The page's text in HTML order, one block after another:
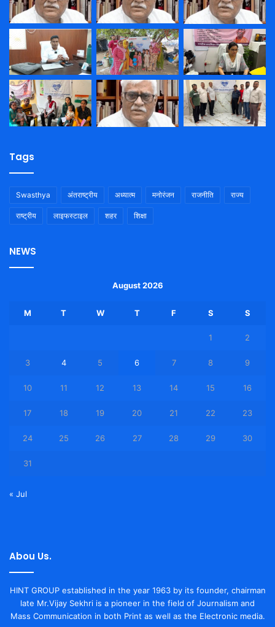
Tags
Swasthya अंतराष्ट्रीय अध्यात्म मनोरंजन राजनीति राज्य
राष्ट्रीय लाइफस्टाइल शहर शिक्षा
NEWS
August 2026
M T W T F S S
1 2
3 4 5 6 7 8 9
10 11 12 13 14 15 16
17 18 19 20 21 22 23
24 25 26 27 28 29 30
31
« Jul
Abou Us.
HINT GROUP established in the year 1963 by its founder, chairman
late Mr.Vijay Sekhri is a pioneer in the field of Journalism and
Mass Communication in both Print as well as the Electronic media.